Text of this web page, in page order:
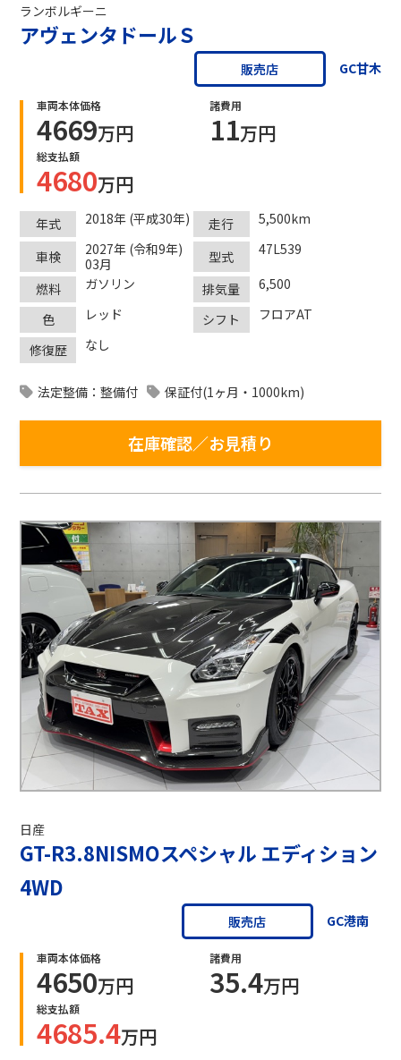
ランボルギーニ
アヴェンタドールＳ
販売店 GC甘木
車両本体価格
4669万円
諸費用
11万円
総支払額
4680万円
年式 2018年 (平成30年) 走行 5,500km
車検
2027年 (令和9年)
03月
型式 47L539
燃料 ガソリン 排気量 6,500
色 レッド シフト フロアAT
修復歴 なし
法定整備：整備付 保証付(1ヶ月・1000km)
在庫確認／お見積り
日産
GT-R3.8NISMOスペシャル エディション
4WD
販売店 GC港南
車両本体価格
4650万円
諸費用
35.4万円
総支払額
4685.4万円